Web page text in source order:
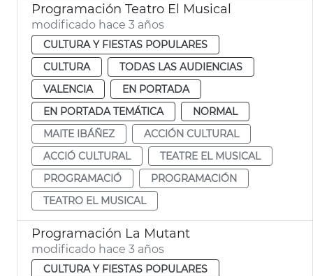
Programación Teatro El Musical
modificado hace 3 años
CULTURA Y FIESTAS POPULARES
CULTURA
TODAS LAS AUDIENCIAS
VALENCIA
EN PORTADA
EN PORTADA TEMÁTICA
NORMAL
MAITE IBÁÑEZ
ACCIÓN CULTURAL
ACCIÓ CULTURAL
TEATRE EL MUSICAL
PROGRAMACIÓ
PROGRAMACIÓN
TEATRO EL MUSICAL
Programación La Mutant
modificado hace 3 años
CULTURA Y FIESTAS POPULARES